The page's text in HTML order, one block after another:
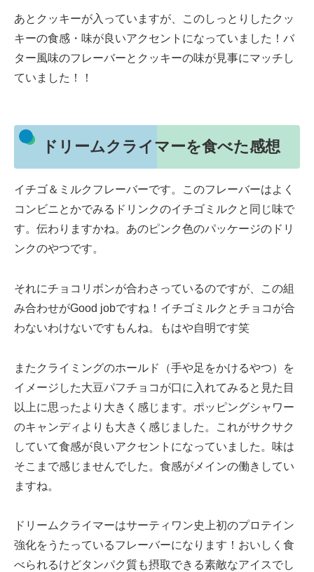
あとクッキーが入っていますが、このしっとりしたクッ
キーの食感・味が良いアクセントになっていました！バ
ター風味のフレーバーとクッキーの味が見事にマッチし
ていました！！
ドリームクライマーを食べた感想
イチゴ＆ミルクフレーバーです。このフレーバーはよく
コンビニとかでみるドリンクのイチゴミルクと同じ味で
す。伝わりますかね。あのピンク色のパッケージのドリ
ンクのやつです。
それにチョコリボンが合わさっているのですが、この組
み合わせがGood jobですね！イチゴミルクとチョコが合
わないわけないですもんね。もはや自明です笑
またクライミングのホールド（手や足をかけるやつ）を
イメージした大豆パフチョコが口に入れてみると見た目
以上に思ったより大きく感じます。ポッピングシャワー
のキャンディよりも大きく感じました。これがサクサク
していて食感が良いアクセントになっていました。味は
そこまで感じませんでした。食感がメインの働きしてい
ますね。
ドリームクライマーはサーティワン史上初のプロテイン
強化をうたっているフレーバーになります！おいしく食
べられるけどタンパク質も摂取できる素敵なアイスでし